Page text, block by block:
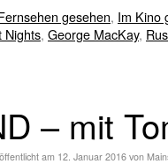
gesehen, Im Kino
Nights, George MacKay,
– mit
am 12. Januar 2016 von